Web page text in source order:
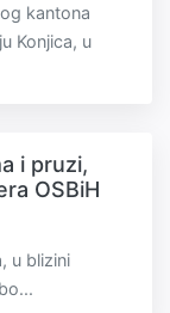
kantona
Konjica, u
i pruzi,
OSBiH
u blizini